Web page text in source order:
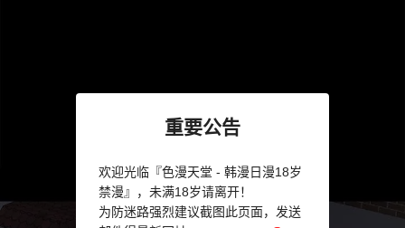
重要公告
欢迎光临『色漫天堂 - 韩漫日漫18岁
禁漫』，未满18岁请离开！
为防迷路强烈建议截图此页面，发送